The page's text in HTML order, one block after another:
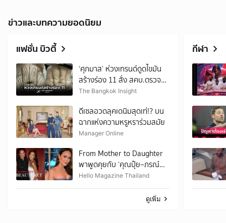
ข่าวและบทความยอดนิยม
แฟชั่น บิวตี้
‘ศุภมาส’ ห่วงเทรนด์ดูดไขมัน
สร้างร่อง 11 สั่ง สคบ.ตรวจ
เข้มคลินิกความงาม
The Bangkok Insight
ดีเซลอวดลุคเดนิมสุดเท่!? บน
ฉากแห่งความหรูหราร่วมสมัย
Manager Online
From Mother to Daughter
พาพูดคุยกับ ‘คุณปุ๋ย–ภรณ์
ทิพย์’ ถ่ายทอดบทเรียนเรื่อง
Hello Magazine Thailand
ดูเพิ่ม
กีฬา